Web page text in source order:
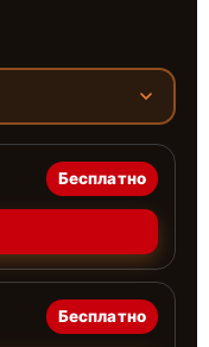
Бесплатно
Бесплатно